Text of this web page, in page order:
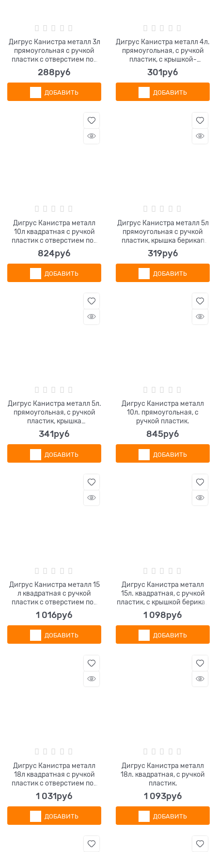
Дигрус Канистра металл 3л
прямоугольная с ручкой
пластик с отверстием под
берикап 42мм, КМП-3-Н/Д
288руб
ДОБАВИТЬ
Дигрус Канистра металл 4л.
прямоугольная, с ручкой
пластик, с крышкой-
берикап
301руб
ДОБАВИТЬ
Дигрус Канистра металл
10л квадратная с ручкой
пластик с отверстием под
берикап 42мм.
824руб
ДОБАВИТЬ
Дигрус Канистра металл 5л
прямоугольная с ручкой
пластик, крышка берикап
42мм, КМП-5-Н/Д
319руб
ДОБАВИТЬ
Дигрус Канистра металл 5л.
прямоугольная, с ручкой
пластик, крышка
берикап,белая КМП-5-Б/Д
341 руб
ДОБАВИТЬ
Дигрус Канистра металл
10л. прямоугольная, с
ручкой пластик.
845руб
ДОБАВИТЬ
Дигрус Канистра металл 15
л квадратная с ручкой
пластик с отверстием под
берикап, КМ-15н
1 016руб
ДОБАВИТЬ
Дигрус Канистра металл
15л. квадратная, с ручкой
пластик, с крышкой берикап
42мм.
1 098руб
ДОБАВИТЬ
Дигрус Канистра металл
18л квадратная с ручкой
пластик с отверстием под
берикап.
1 031руб
ДОБАВИТЬ
Дигрус Канистра металл
18л. квадратная, с ручкой
пластик.
1 093руб
ДОБАВИТЬ